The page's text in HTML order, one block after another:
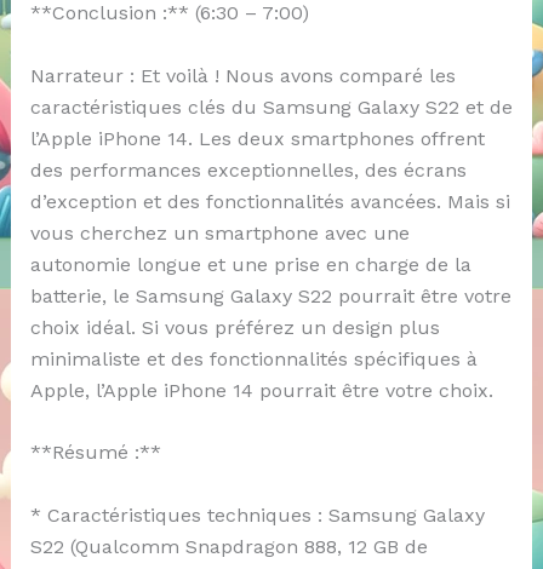
**Conclusion :** (6:30 – 7:00)
Narrateur : Et voilà ! Nous avons comparé les
caractéristiques clés du Samsung Galaxy S22 et de
l’Apple iPhone 14. Les deux smartphones offrent
des performances exceptionnelles, des écrans
d’exception et des fonctionnalités avancées. Mais si
vous cherchez un smartphone avec une
autonomie longue et une prise en charge de la
batterie, le Samsung Galaxy S22 pourrait être votre
choix idéal. Si vous préférez un design plus
minimaliste et des fonctionnalités spécifiques à
Apple, l’Apple iPhone 14 pourrait être votre choix.
**Résumé :**
* Caractéristiques techniques : Samsung Galaxy
S22 (Qualcomm Snapdragon 888, 12 GB de